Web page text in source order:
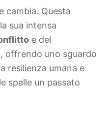
cambia. Questa
sua intensa
e del
, offrendo uno sguardo
resilienza umana e
spalle un passato